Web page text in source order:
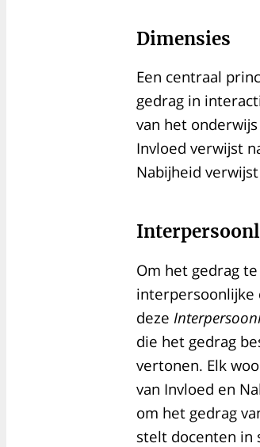
Dimensies
Een centraal
gedrag in
van het
Invloed verwijst
Nabijheid
Om het gedrag
interpersoonlijke
deze
die het gedrag
vertonen. Elk
van Invloed en
om het gedrag
stelt docenten in